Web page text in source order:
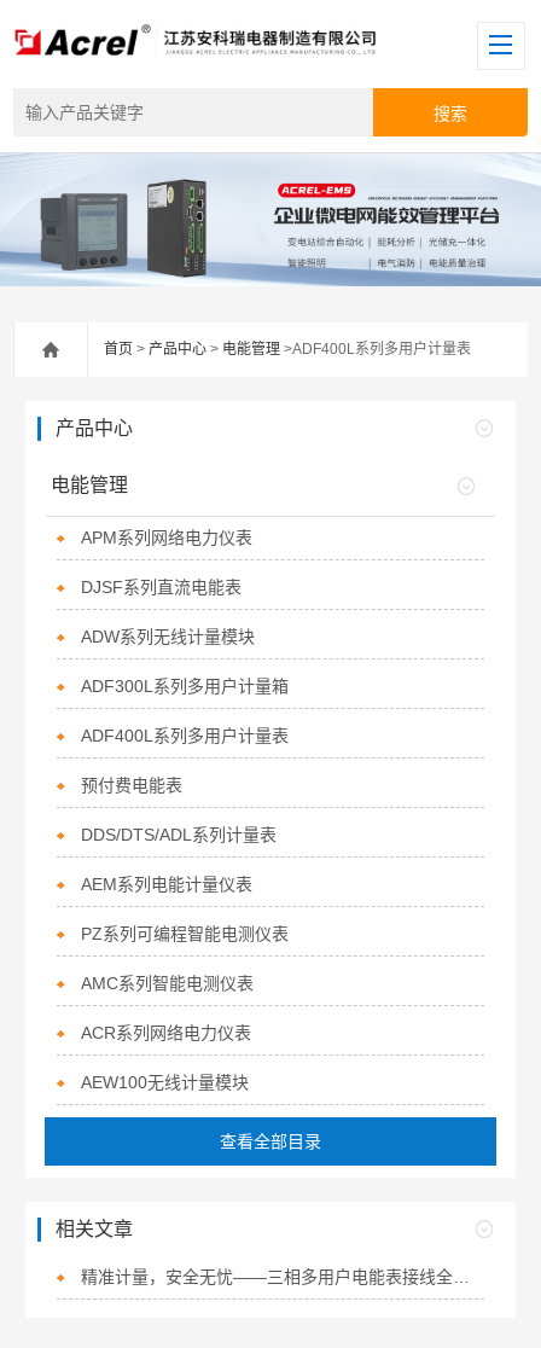
首页 >产品中心 > 电能管理 >ADF400L系列多用户计量表
产品中心
电能管理
APM系列网络电力仪表
DJSF系列直流电能表
ADW系列无线计量模块
ADF300L系列多用户计量箱
ADF400L系列多用户计量表
预付费电能表
DDS/DTS/ADL系列计量表
AEM系列电能计量仪表
PZ系列可编程智能电测仪表
AMC系列智能电测仪表
ACR系列网络电力仪表
AEW100无线计量模块
查看全部目录
相关文章